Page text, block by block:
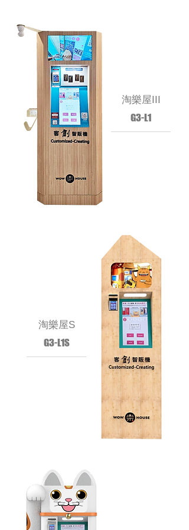
淘樂屋III
G3-L1
淘樂屋S
G3-L1S